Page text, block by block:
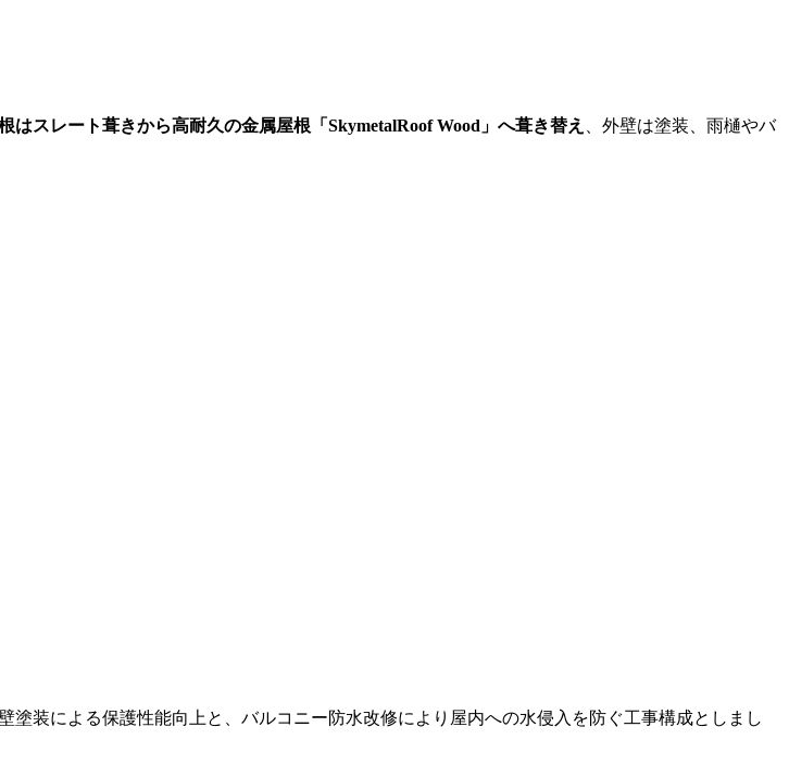
はスレート葺きから高耐久の金属屋根「SkymetalRoof Wood」へ葺き替え 、外壁は塗装、雨樋やバ
装による保護性能向上と、バルコニー防水改修により屋内への水侵入を防ぐ工事構成としまし